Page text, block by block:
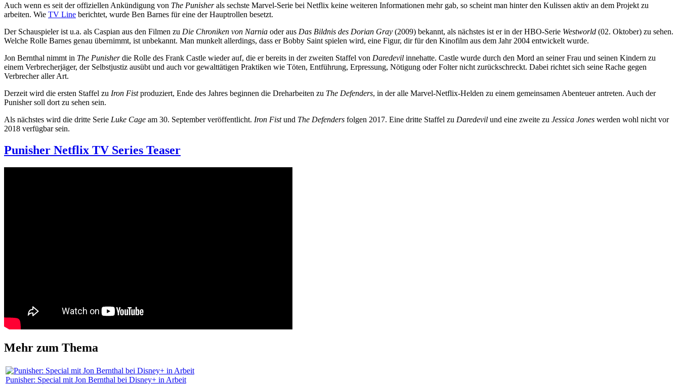
Auch wenn es seit der offiziellen Ankündigung von The Punisherals sechste Marvel-Serie bei Netflix keine weiteren Informationen mehr gab, so scheint man hinter den Kulissen aktiv an dem Projekt zu
arbeiten. Wie TV Line berichtet, wurde Ben Barnes für eine der Hauptrollen besetzt.
Der Schauspieler ist u.a. als Caspian aus den Filmen zu Die Chroniken von Narnia oder aus Das Bildnis des Dorian Gray (2009) bekannt, als nächstes ist er in der HBO-Serie Westworld (02. Oktober) zu sehen.
Welche Rolle Barnes genau übernimmt, ist unbekannt. Man munkelt allerdings, dass er Bobby Saint spielen wird, eine Figur, dir für den Kinofilm aus dem Jahr 2004 entwickelt wurde.
Jon Bernthal nimmt in The Punisherdie Rolle des Frank Castle wieder auf, die er bereits in der zweiten Staffel von Daredevil innehatte. Castle wurde durch den Mord an seiner Frau und seinen Kindern zu
einem Verbrecherjäger, der Selbstjustiz ausübt und auch vor gewalttätigen Praktiken wie Töten, Entführung, Erpressung, Nötigung oder Folter nicht zurückschreckt. Dabei richtet sich seine Rache gegen
Verbrecher aller Art.
Derzeit wird die ersten Staffel zu Iron Fistproduziert, Ende des Jahres beginnen die Dreharbeiten zu The Defenders, in der alle Marvel-Netflix-Helden zu einem gemeinsamen Abenteuer antreten. Auch der
Punisher soll dort zu sehen sein.
Als nächstes wird die dritte Serie Luke Cage am 30. September veröffentlicht. Iron Fistund The Defenders folgen 2017. Eine dritte Staffel zu Daredevil und eine zweite zu Jessica Jones werden wohl nicht vor
2018 verfügbar sein.
Punisher Netflix TV Series Teaser
Mehr zum Thema
Punisher: Special mit Jon Bernthal bei Disney+ in Arbeit